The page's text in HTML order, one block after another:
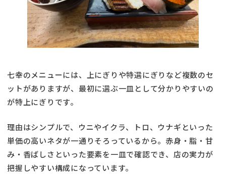
七幸のメニューには、上にぎりや特選にぎりなど複数のセ
ットがありますが、最初に選ぶ一皿として分かりやすいの
が特上にぎりです。
理由はシンプルで、ウニやイクラ、トロ、ウナギといった
単価の高いネタが一通りそろっているから。赤身・脂・甘
み・香ばしさといった要素を一皿で確認でき、店の実力が
把握しやすい構成になっています。